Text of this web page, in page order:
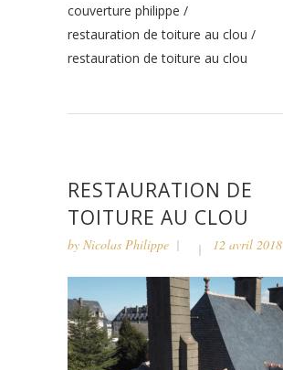
couverture philippe /
restauration de toiture au clou /
restauration de toiture au clou
RESTAURATION DE
TOITURE AU CLOU
by Nicolas Philippe 12 avril 2018